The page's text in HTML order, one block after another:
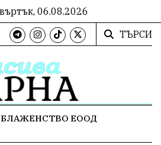
06.08.2026
ТЪРСИ
БЛАЖЕНСТВО ЕООД